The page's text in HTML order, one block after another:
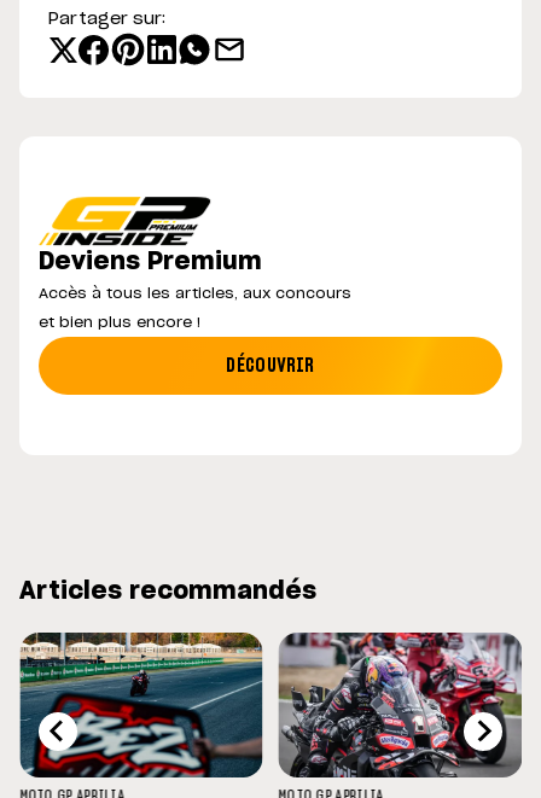
Partager sur:
Deviens Premium
Accès à tous les articles, aux concours
et bien plus encore !
DÉCOUVRIR
Articles recommandés